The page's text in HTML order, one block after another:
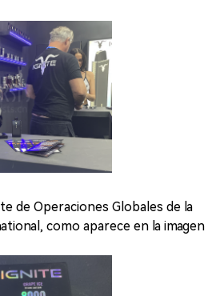
de Operaciones Globales de la
como aparece en la imagen